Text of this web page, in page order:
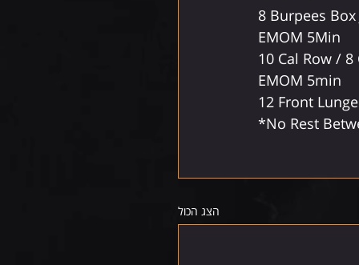
8 Burpees
EMOM 5Min
10 Cal Row / 8
EMOM 5min
12 Front
*No Rest
הצג הכול